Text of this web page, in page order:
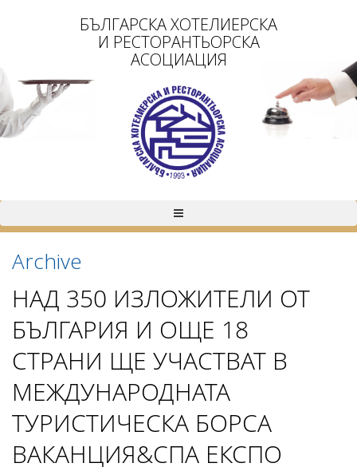
БЪЛГАРСКА ХОТЕЛИЕРСКА
И РЕСТОРАНТЬОРСКА
АСОЦИАЦИЯ
Archive
НАД 350 ИЗЛОЖИТЕЛИ ОТ
БЪЛГАРИЯ И ОЩЕ 18
СТРАНИ ЩЕ УЧАСТВАТ В
МЕЖДУНАРОДНАТА
ТУРИСТИЧЕСКА БОРСА
ВАКАНЦИЯ&СПА ЕКСПО